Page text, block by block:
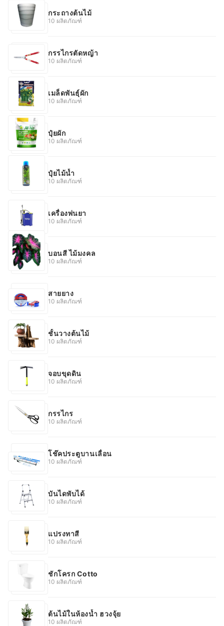
กระถางต้นไม้
10 ผลิตภัณฑ์
กรรไกรตัดหญ้า
10 ผลิตภัณฑ์
เมล็ดพันธุ์ผัก
10 ผลิตภัณฑ์
ปุ๋ยผัก
10 ผลิตภัณฑ์
ปุ๋ยไม้น้ำ
10 ผลิตภัณฑ์
เครื่องพ่นยา
10 ผลิตภัณฑ์
บอนสี ไม้มงคล
10 ผลิตภัณฑ์
สายยาง
10 ผลิตภัณฑ์
ชั้นวางต้นไม้
10 ผลิตภัณฑ์
จอบขุดดิน
10 ผลิตภัณฑ์
กรรไกร
10 ผลิตภัณฑ์
โช๊คประตูบานเลื่อน
10 ผลิตภัณฑ์
บันไดพับได้
10 ผลิตภัณฑ์
แปรงทาสี
10 ผลิตภัณฑ์
ชักโครก Cotto
10 ผลิตภัณฑ์
ต้นไม้ในห้องน้ำ ฮวงจุ้ย
10 ผลิตภัณฑ์